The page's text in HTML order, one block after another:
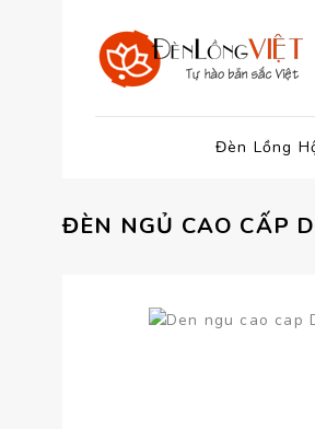
Đèn Lồng
ĐÈN NGỦ CAO CẤP